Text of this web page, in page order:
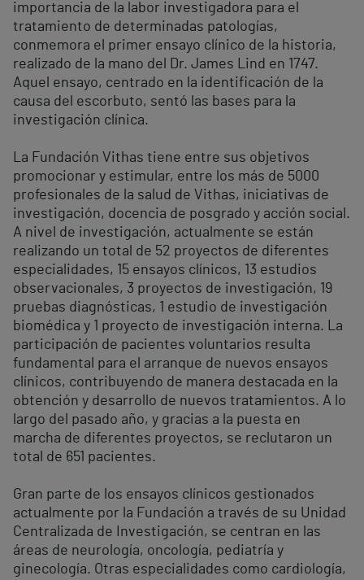
importancia de la labor investigadora para el
tratamiento de determinadas patologías,
conmemora el primer ensayo clínico de la historia,
realizado de la mano del Dr. James Lind en 1747.
Aquel ensayo, centrado en la identificación de la
causa del escorbuto, sentó las bases para la
investigación clínica.
La Fundación Vithas tiene entre sus objetivos
promocionar y estimular, entre los más de 5000
profesionales de la salud de Vithas, iniciativas de
investigación, docencia de posgrado y acción social.
A nivel de investigación, actualmente se están
realizando un total de 52 proyectos de diferentes
especialidades, 15 ensayos clínicos, 13 estudios
observacionales, 3 proyectos de investigación, 19
pruebas diagnósticas, 1 estudio de investigación
biomédica y 1 proyecto de investigación interna. La
participación de pacientes voluntarios resulta
fundamental para el arranque de nuevos ensayos
clínicos, contribuyendo de manera destacada en la
obtención y desarrollo de nuevos tratamientos. A lo
largo del pasado año, y gracias a la puesta en
marcha de diferentes proyectos, se reclutaron un
total de 651 pacientes.
Gran parte de los ensayos clínicos gestionados
actualmente por la Fundación a través de su Unidad
Centralizada de Investigación, se centran en las
áreas de neurología, oncología, pediatría y
ginecología. Otras especialidades como cardiología,